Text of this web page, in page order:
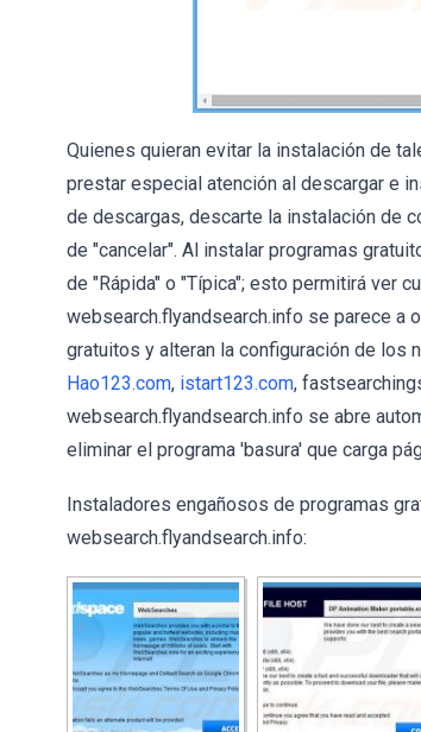
Quienes quieran evitar la instalación de
prestar especial atención al descargar e
de descargas, descarte la instalación de
de "cancelar". Al instalar programas
de "Rápida" o "Típica"; esto permitirá ver
websearch.flyandsearch.info se parece a
gratuitos y alteran la configuración de los
Hao123.com, istart123.com,
websearch.flyandsearch.info se abre
eliminar el programa 'basura' que carga
Instaladores engañosos de programas
websearch.flyandsearch.info: